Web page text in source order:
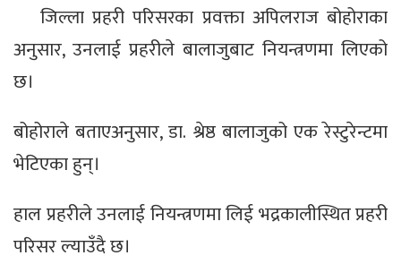
जिल्ला प्रहरी परिसरका प्रवक्ता अपिलराज बोहोराका
अनुसार, उनलाई प्रहरीले बालाजुबाट नियन्त्रणमा लिएको
छ।
बोहोराले बताएअनुसार, डा. श्रेष्ठ बालाजुको एक रेस्टुरेन्टमा
भेटिएका हुन्।
हाल प्रहरीले उनलाई नियन्त्रणमा लिई भद्रकालीस्थित प्रहरी
परिसर ल्याउँदै छ।